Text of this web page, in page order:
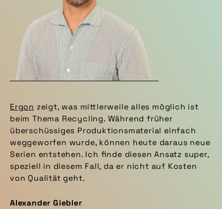
Ergon zeigt, was mittlerweile alles möglich ist
beim Thema Recycling. Während früher
überschüssiges Produktionsmaterial einfach
weggeworfen wurde, können heute daraus neue
Serien entstehen. Ich finde diesen Ansatz super,
speziell in diesem Fall, da er nicht auf Kosten
von Qualität geht.
Alexander Giebler